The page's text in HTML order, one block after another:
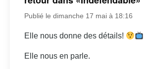
Publié le dimanche 17 mai à 18:16
Elle nous donne des détails!
Elle nous en parle.